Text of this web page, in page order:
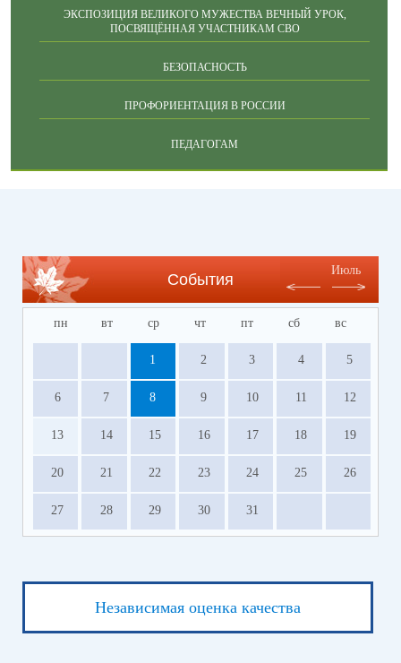
ЭКСПОЗИЦИЯ ВЕЛИКОГО МУЖЕСТВА ВЕЧНЫЙ УРОК,
ПОСВЯЩЁННАЯ УЧАСТНИКАМ СВО
БЕЗОПАСНОСТЬ
ПРОФОРИЕНТАЦИЯ В РОССИИ
ПЕДАГОГАМ
События
Июль
пн вт ср чт пт сб вс
1 2 3 4 5
6 7 8 9 10 11 12
13 14 15 16 17 18 19
20 21 22 23 24 25 26
27 28 29 30 31
Независимая оценка качества